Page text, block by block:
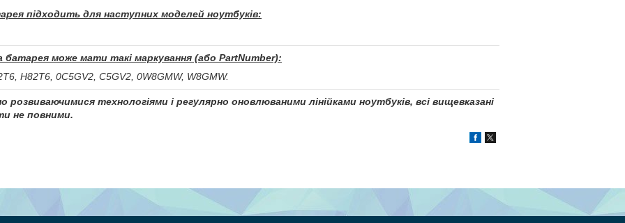
підходить для наступних моделей ноутбуків:
батарея може мати такі маркування (або PartNumber):
H82T6, 0C5GV2, C5GV2, 0W8GMW, W8GMW.
розвиваючимися технологіями і регулярно оновлюваними лінійками ноутбуків, всі вищевказані
не повними.